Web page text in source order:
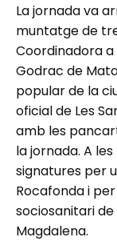
La jornada va
muntatge de
Coordinadora a
Godrac de
popular de la
oficial de Les
amb les
la jornada. A
signatures per
Rocafonda i
sociosanitari de
Magdalena.